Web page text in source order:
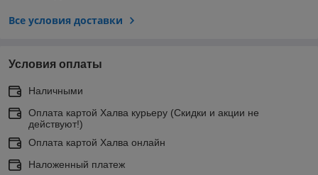
Все условия доставки
Условия оплаты
Наличными
Оплата картой Халва курьеру (Скидки и акции не
действуют!)
Оплата картой Халва онлайн
Наложенный платеж